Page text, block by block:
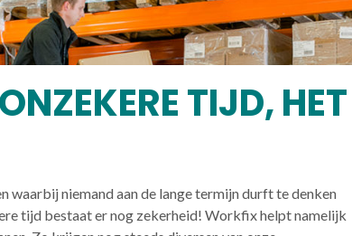
TIJD, HET
waarbij niemand aan de lange termijn durft te denken
tijd bestaat er nog zekerheid! Workfix helpt namelijk